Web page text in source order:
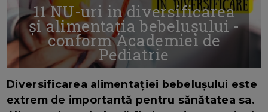
11 NU-uri in diversificarea
și alimentația bebelușului -
conform Academiei de
Pediatrie
Diversificarea alimentației bebelușului este
extrem de importantă pentru sănătatea sa.